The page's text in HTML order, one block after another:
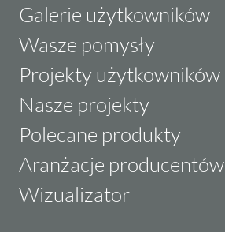
Galerie użytkowników
Wasze pomysły
Projekty użytkowników
Nasze projekty
Polecane produkty
Aranżacje producentów
Wizualizator